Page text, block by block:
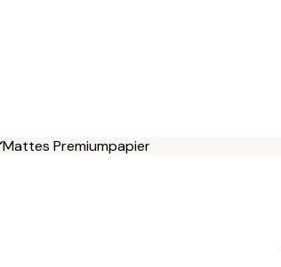
Mattes Premiumpapier